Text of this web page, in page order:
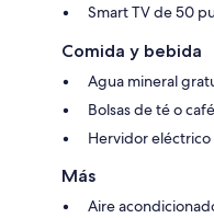
Smart TV de 50
Comida y bebida
Agua mineral
Bolsas de té o
Hervidor eléctrico
Más
Aire